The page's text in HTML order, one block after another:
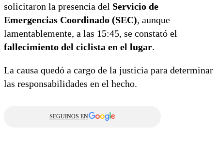
solicitaron la presencia del Servicio de
Emergencias Coordinado (SEC), aunque
lamentablemente, a las 15:45, se constató el
fallecimiento del ciclista en el lugar.
La causa quedó a cargo de la justicia para determinar
las responsabilidades en el hecho.
SEGUINOS EN